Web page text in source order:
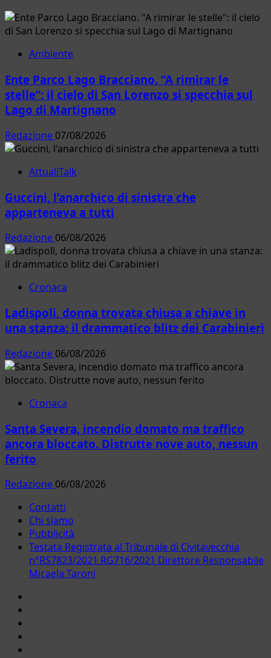
Ambiente
Ente Parco Lago Bracciano. “A rimirar le
stelle”: il cielo di San Lorenzo si specchia sul
Lago di Martignano
Redazione 07/08/2026
AttualiTalk
Guccini, l’anarchico di sinistra che
apparteneva a tutti
Redazione 06/08/2026
Cronaca
Ladispoli, donna trovata chiusa a chiave in
una stanza: il drammatico blitz dei Carabinieri
Redazione 06/08/2026
Cronaca
Santa Severa, incendio domato ma traffico
ancora bloccato. Distrutte nove auto, nessun
ferito
Redazione 06/08/2026
Contatti
Chi siamo
Pubblicità
Testata Registrata al Tribunale di Civitavecchia
n°RS7823/2021 RG716/2021 Direttore Responsabile
Micaela Taroni